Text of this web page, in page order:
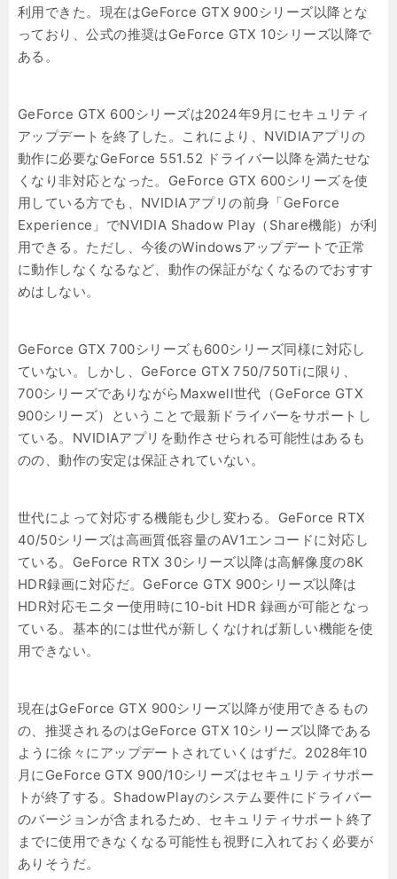
利用できた。現在はGeForce GTX 900シリーズ以降とな
っており、公式の推奨はGeForce GTX 10シリーズ以降で
ある。
GeForce GTX 600シリーズは2024年9月にセキュリティ
アップデートを終了した。これにより、NVIDIAアプリの
動作に必要なGeForce 551.52 ドライバー以降を満たせな
くなり非対応となった。GeForce GTX 600シリーズを使
用している方でも、NVIDIAアプリの前身「GeForce
Experience」でNVIDIA Shadow Play（Share機能）が利
用できる。ただし、今後のWindowsアップデートで正常
に動作しなくなるなど、動作の保証がなくなるのでおすす
めはしない。
GeForce GTX 700シリーズも600シリーズ同様に対応し
ていない。しかし、GeForce GTX 750/750Tiに限り、
700シリーズでありながらMaxwell世代（GeForce GTX
900シリーズ）ということで最新ドライバーをサポートし
ている。NVIDIAアプリを動作させられる可能性はあるも
のの、動作の安定は保証されていない。
世代によって対応する機能も少し変わる。GeForce RTX
40/50シリーズは高画質低容量のAV1エンコードに対応し
ている。GeForce RTX 30シリーズ以降は高解像度の8K
HDR録画に対応だ。GeForce GTX 900シリーズ以降は
HDR対応モニター使用時に10-bit HDR 録画が可能となっ
ている。基本的には世代が新しくなければ新しい機能を使
用できない。
現在はGeForce GTX 900シリーズ以降が使用できるもの
の、推奨されるのはGeForce GTX 10シリーズ以降である
ように徐々にアップデートされていくはずだ。2028年10
月にGeForce GTX 900/10シリーズはセキュリティサポー
トが終了する。ShadowPlayのシステム要件にドライバー
のバージョンが含まれるため、セキュリティサポート終了
までに使用できなくなる可能性も視野に入れておく必要が
ありそうだ。